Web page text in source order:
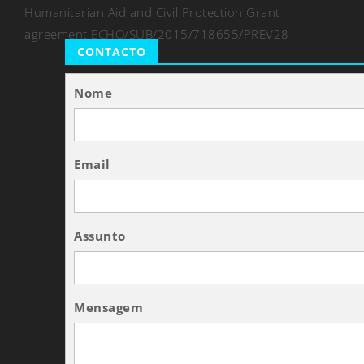
Humanitarian Aid and Civil Protection Grant
agreement ECHO/SUB/2015/718655/PREV28
CONTACTO
Nome
Email
Assunto
Mensagem